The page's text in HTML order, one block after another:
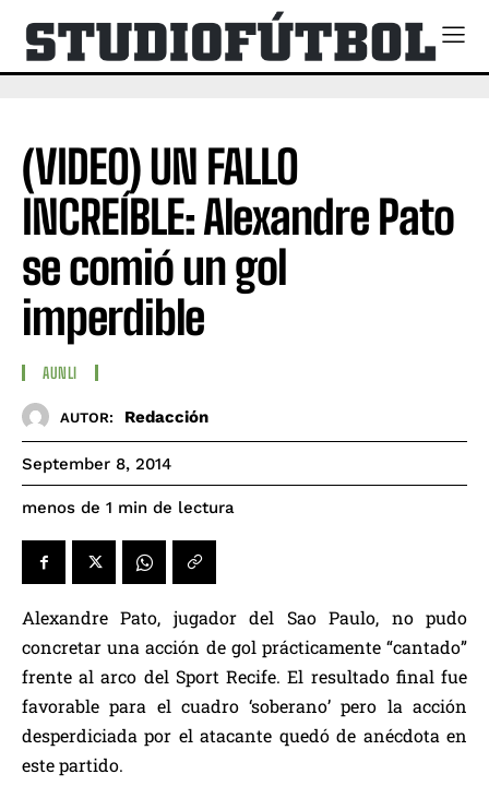
(VIDEO) UN FALLO
INCREÍBLE: Alexandre Pato
se comió un gol
imperdible
AUNLI
AUTOR: Redacción
September 8, 2014
menos de 1 min de lectura
Alexandre Pato, jugador del Sao Paulo, no pudo
concretar una acción de gol prácticamente “cantado”
frente al arco del Sport Recife. El resultado final fue
favorable para el cuadro ‘soberano’ pero la acción
desperdiciada por el atacante quedó de anécdota en
este partido.